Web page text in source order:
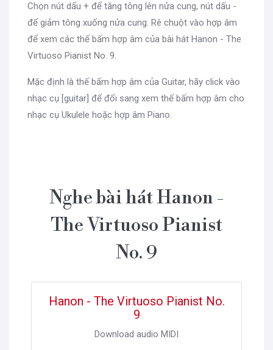
Chọn nút dấu + để tăng tông lên nửa cung, nút dấu -
để giảm tông xuống nửa cung. Rê chuột vào hợp âm
để xem các thế bấm hợp âm của bài hát Hanon - The
Virtuoso Pianist No. 9.
Mặc định là thế bấm hợp âm của Guitar, hãy click vào
nhạc cụ [guitar] để đổi sang xem thế bấm hợp âm cho
nhạc cụ Ukulele hoặc hợp âm Piano.
Nghe bài hát Hanon -
The Virtuoso Pianist
No. 9
Hanon - The Virtuoso Pianist No.
9
Download audio MIDI